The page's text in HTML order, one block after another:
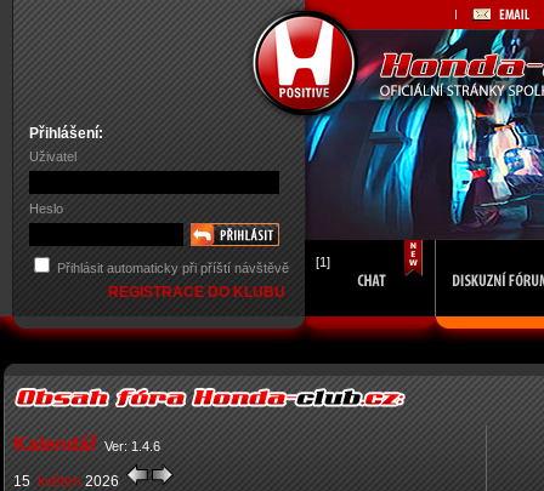
Přihlášení:
Uživatel
Heslo
Přihlásit automaticky při příští návštěvě
REGISTRACE DO KLUBU
[1]
Kalendář Ver: 1.4.6
15 květen 2026